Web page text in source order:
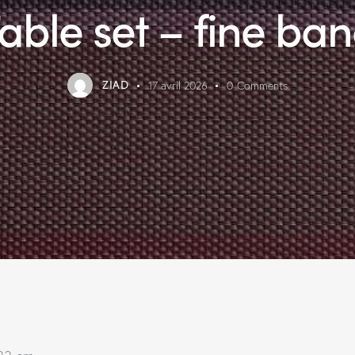
set – fine
ZIAD 17 avril 2026 0 Comments